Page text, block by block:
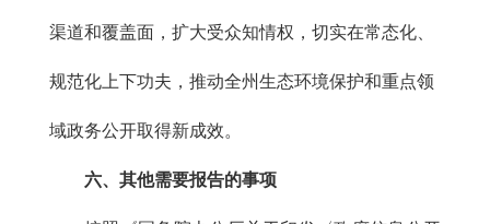
渠道和覆盖面，扩大受众知情权，切实在常态化、
规范化上下功夫，推动全州生态环境保护和重点领
域政务公开取得新成效。
六、其他需要报告的事项